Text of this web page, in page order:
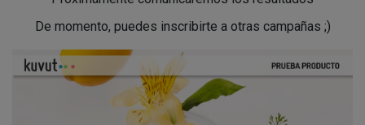
De momento, puedes inscribirte a otras campañas ;)